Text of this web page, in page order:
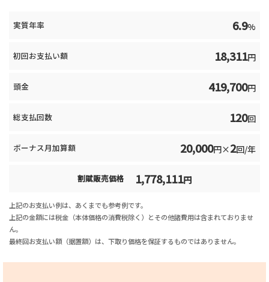
実質年率 6.9%
初回お支払い額 18,311円
頭金 419,700円
総支払回数 120回
ボーナス月加算額 20,000円×2回/年
割賦販売価格 1,778,111円
上記のお支払い例は、あくまでも参考例です。
上記の金額には税金（本体価格の消費税除く）とその他諸費用は含まれておりませ
ん。
最終回お支払い額（据置額）は、下取り価格を保証するものではありません。